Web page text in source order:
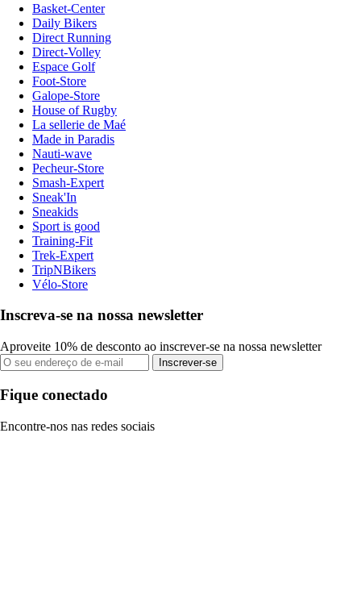
Basket-Center
Daily Bikers
Direct Running
Direct-Volley
Espace Golf
Foot-Store
Galope-Store
House of Rugby
La sellerie de Maé
Made in Paradis
Nauti-wave
Pecheur-Store
Smash-Expert
Sneak'In
Sneakids
Sport is good
Training-Fit
Trek-Expert
TripNBikers
Vélo-Store
Inscreva-se na nossa newsletter
Aproveite 10% de desconto ao inscrever-se na nossa newsletter
Inscrever-se
Fique conectado
Encontre-nos nas redes sociais